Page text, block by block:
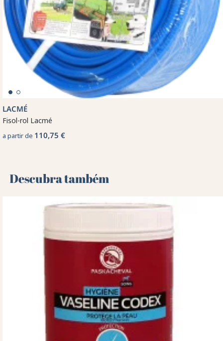
LACMÉ
Fisol-rol Lacmé
a partir de 110,75 €
Descubra também 🌻